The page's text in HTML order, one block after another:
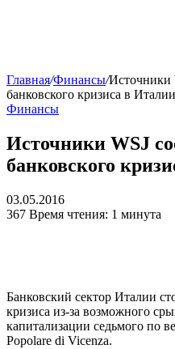
Главная/Финансы/Источники
банковского кризиса в Италии
Финансы
Источники WSJ
банковского
03.05.2016
367 Время чтения: 1 минута
Банковский сектор Италии
кризиса из-за возможного
капитализации седьмого по
Popolare di Vicenza.